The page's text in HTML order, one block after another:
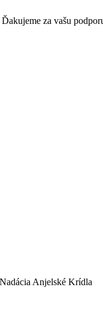
Ďakujeme za vašu